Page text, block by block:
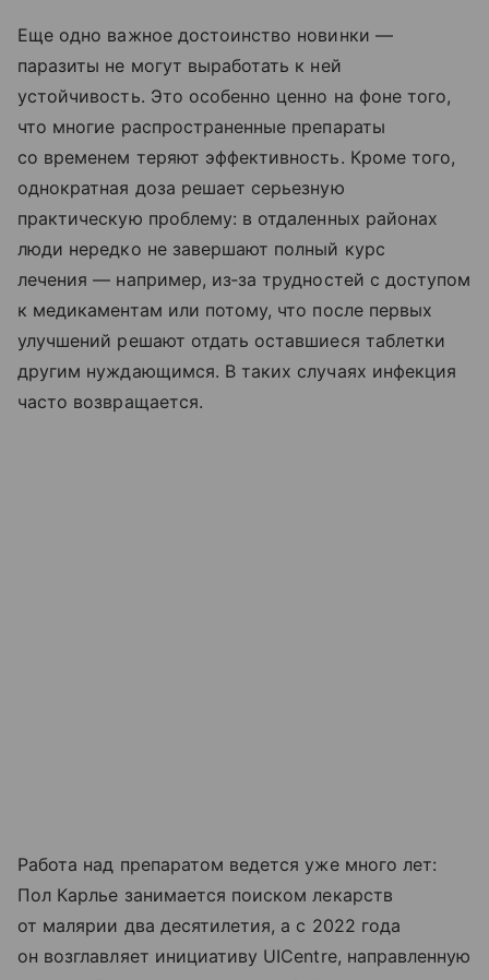
Еще одно важное достоинство новинки —
паразиты не могут выработать к ней
устойчивость. Это особенно ценно на фоне того,
что многие распространенные препараты
со временем теряют эффективность. Кроме того,
однократная доза решает серьезную
практическую проблему: в отдаленных районах
люди нередко не завершают полный курс
лечения — например, из‑за трудностей с доступом
к медикаментам или потому, что после первых
улучшений решают отдать оставшиеся таблетки
другим нуждающимся. В таких случаях инфекция
часто возвращается.
Работа над препаратом ведется уже много лет:
Пол Карлье занимается поиском лекарств
от малярии два десятилетия, а с 2022 года
он возглавляет инициативу UICentre, направленную